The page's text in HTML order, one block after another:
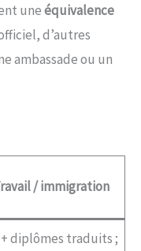
uneéquivalence
d’autres
ambassade ou un
/ immigration
+ diplômes traduits ;